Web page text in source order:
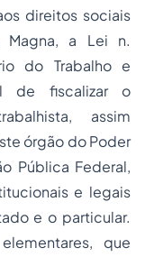
direitos sociais
a Lei n.
do Trabalho e
de fiscalizar o
assim
órgão do Poder
Pública Federal,
e legais
e o particular.
que